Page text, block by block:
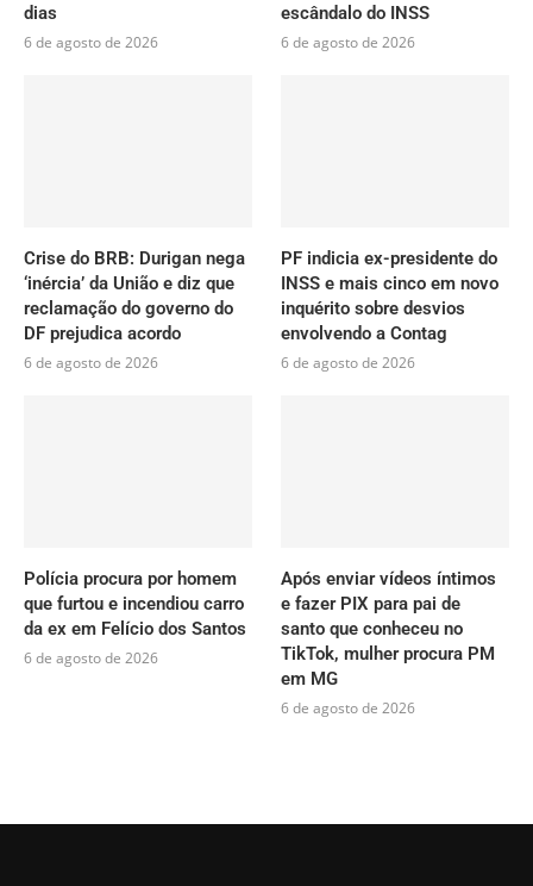
dias
6 de agosto de 2026
escândalo do INSS
6 de agosto de 2026
Crise do BRB: Durigan nega
‘inércia’ da União e diz que
reclamação do governo do
DF prejudica acordo
6 de agosto de 2026
PF indicia ex-presidente do
INSS e mais cinco em novo
inquérito sobre desvios
envolvendo a Contag
6 de agosto de 2026
Polícia procura por homem
que furtou e incendiou carro
da ex em Felício dos Santos
6 de agosto de 2026
Após enviar vídeos íntimos
e fazer PIX para pai de
santo que conheceu no
TikTok, mulher procura PM
em MG
6 de agosto de 2026